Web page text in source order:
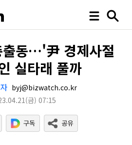
출동…'尹 경제사절
실타래 풀까
byj@bizwatch.co.kr
(금) 07:15